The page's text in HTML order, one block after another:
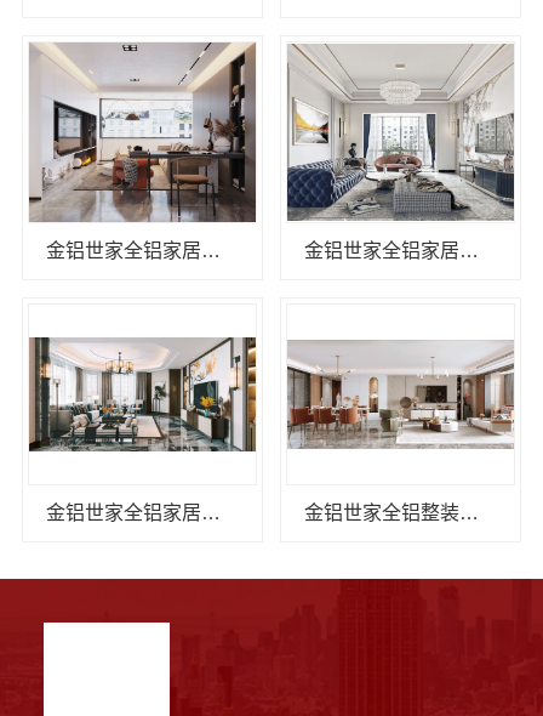
金铝世家全铝家居：抗菌易洁护全家 金铝世家全铝家居：健康环保无甲醛
金铝世家全铝家居：科技与美学的融合典范 金铝世家全铝整装：全屋定制新体验